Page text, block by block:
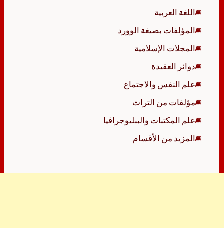
اللغة العربية
المؤلفات بصيغة الوورد
المجلات الإسلامية
دوائر العقيدة
علم النفس والاجتماع
مؤلفات من التراث
علم المكتبات والببليوجرافيا
المزيد من الأقسام